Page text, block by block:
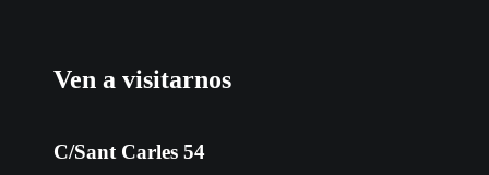
Ven a visitarnos
C/Sant Carles 54